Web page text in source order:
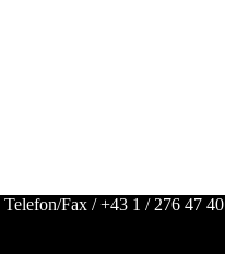
Telefon/Fax /+43 1 / 276 47 40